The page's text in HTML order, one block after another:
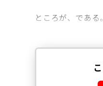
ところが、である。